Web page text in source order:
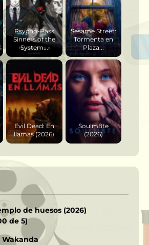
Psycho-Pass
Sinners of the
System...
Sesame Street:
Tormenta en
Plaza...
Evil Dead: En
llamas (2026)
Soulm8te
(2026)
de huesos (2026)
de 5)
Wakanda